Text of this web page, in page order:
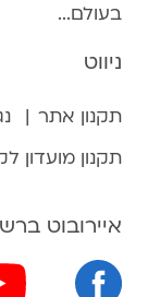
בעולם...
ניווט
תקנון אתר
תקנון מועדון
איירובוט